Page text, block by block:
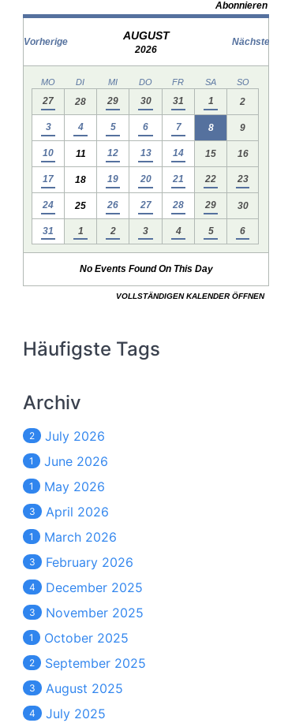
Häufigste Tags
Archiv
2 July 2026
1 June 2026
1 May 2026
3 April 2026
1 March 2026
3 February 2026
4 December 2025
3 November 2025
1 October 2025
2 September 2025
3 August 2025
4 July 2025